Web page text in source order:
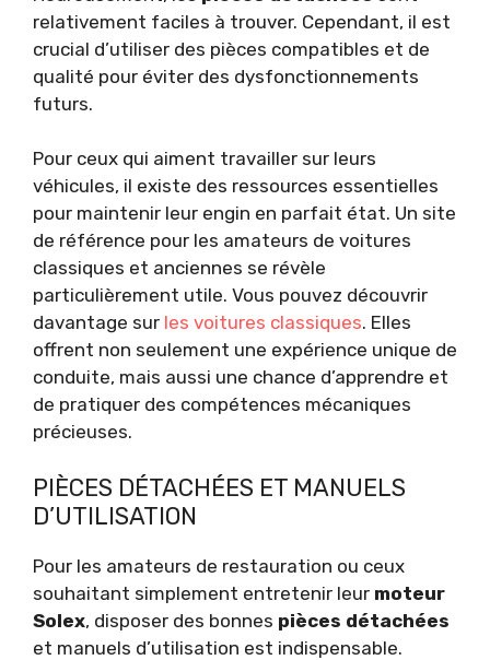
relativement faciles à trouver. Cependant, il est
crucial d’utiliser des pièces compatibles et de
qualité pour éviter des dysfonctionnements
futurs.
Pour ceux qui aiment travailler sur leurs
véhicules, il existe des ressources essentielles
pour maintenir leur engin en parfait état. Un site
de référence pour les amateurs de voitures
classiques et anciennes se révèle
particulièrement utile. Vous pouvez découvrir
davantage sur les voitures classiques. Elles
offrent non seulement une expérience unique de
conduite, mais aussi une chance d’apprendre et
de pratiquer des compétences mécaniques
précieuses.
PIÈCES DÉTACHÉES ET MANUELS
D’UTILISATION
Pour les amateurs de restauration ou ceux
souhaitant simplement entretenir leur moteur
Solex, disposer des bonnes pièces détachées
et manuels d’utilisation est indispensable.